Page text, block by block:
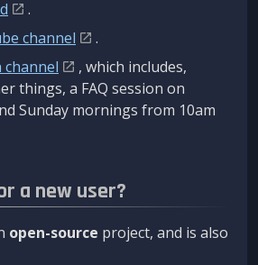
.
channel
.
channel
, which includes,
things, a FAQ session on
Sunday mornings from 10am
a new user?
open-source project, and is also